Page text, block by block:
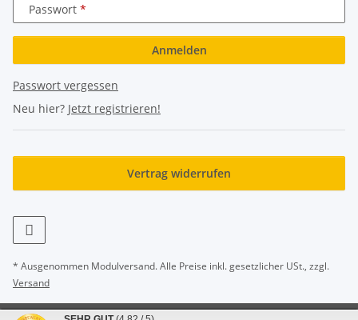
Passwort
Anmelden
Passwort vergessen
Neu hier? Jetzt registrieren!
Vertrag widerrufen
* Ausgenommen Modulversand. Alle Preise inkl. gesetzlicher USt., zzgl.
Versand